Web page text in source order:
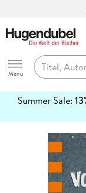
Hugendubel
Menu
Summer Sale:
erfahren